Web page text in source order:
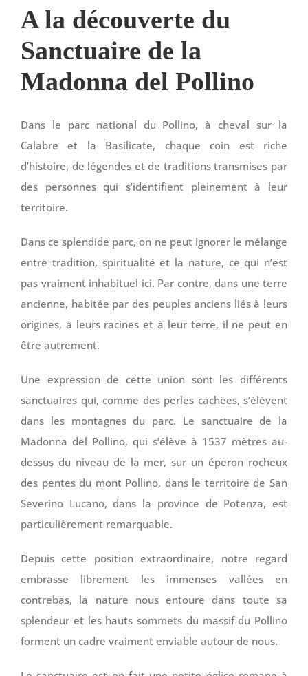
A la découverte du
Sanctuaire de la
Madonna del Pollino
Dans le parc national du Pollino, à cheval sur la
Calabre et la Basilicate, chaque coin est riche
d’histoire, de légendes et de traditions transmises par
des personnes qui s’identifient pleinement à leur
territoire.
Dans ce splendide parc, on ne peut ignorer le mélange
entre tradition, spiritualité et la nature, ce qui n’est
pas vraiment inhabituel ici. Par contre, dans une terre
ancienne, habitée par des peuples anciens liés à leurs
origines, à leurs racines et à leur terre, il ne peut en
être autrement.
Une expression de cette union sont les différents
sanctuaires qui, comme des perles cachées, s’élèvent
dans les montagnes du parc. Le sanctuaire de la
Madonna del Pollino, qui s’élève à 1537 mètres au-
dessus du niveau de la mer, sur un éperon rocheux
des pentes du mont Pollino, dans le territoire de San
Severino Lucano, dans la province de Potenza, est
particulièrement remarquable.
Depuis cette position extraordinaire, notre regard
embrasse librement les immenses vallées en
contrebas, la nature nous entoure dans toute sa
splendeur et les hauts sommets du massif du Pollino
forment un cadre vraiment enviable autour de nous.